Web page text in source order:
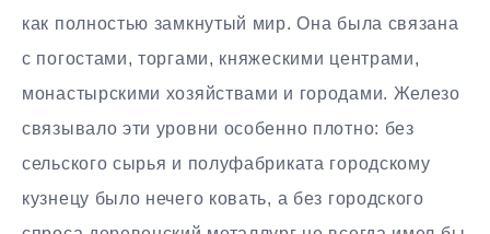
как полностью замкнутый мир. Она была связана
с погостами, торгами, княжескими центрами,
монастырскими хозяйствами и городами. Железо
связывало эти уровни особенно плотно: без
сельского сырья и полуфабриката городскому
кузнецу было нечего ковать, а без городского